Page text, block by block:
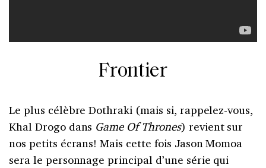
Frontier
Le plus célèbre Dothraki (mais si, rappelez-vous,
Khal Drogo dans Game Of Thrones) revient sur
nos petits écrans! Mais cette fois Jason Momoa
sera le personnage principal d’une série qui